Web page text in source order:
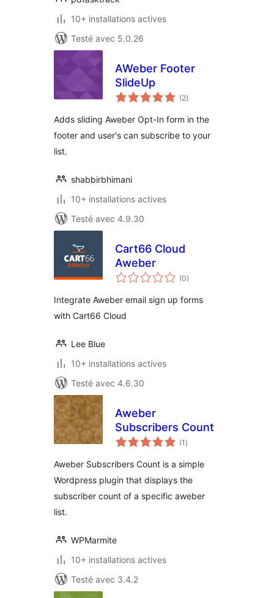
10+ installations actives
Testé avec 5.0.26
AWeber Footer
SlideUp
(2notes
en
)
Adds sliding Aweber Opt-In form in the
footer and user's can subscribe to your
list.
shabbirbhimani
10+ installations actives
Testé avec 4.9.30
Cart66 Cloud
Aweber
(0notes
en
)
Integrate Aweber email sign up forms
with Cart66 Cloud
Lee Blue
10+ installations actives
Testé avec 4.6.30
Aweber
Subscribers Count
(1 notes
en
)
Aweber Subscribers Count is a simple
Wordpress plugin that displays the
subscriber count of a specific aweber
list.
WPMarmite
10+ installations actives
Testé avec 3.4.2